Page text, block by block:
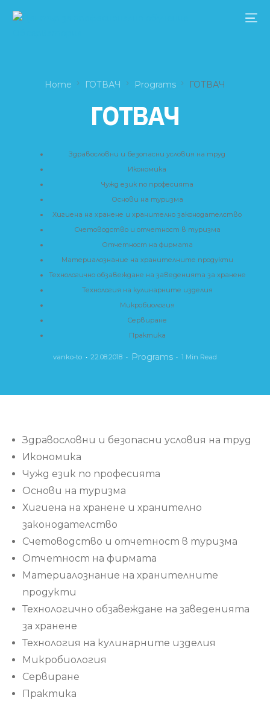
Home ГОТВАЧ Programs ГОТВАЧ
ГОТВАЧ
Здравословни и безопасни условия на труд
Икономика
Чужд език по професията
Основи на туризма
Хигиена на хранене и хранително законодателство
Счетоводство и отчетност в туризма
Отчетност на фирмата
Материалознание на хранителните продукти
Технологично обзавеждане на заведенията за хранене
Технология на кулинарните изделия
Микробиология
Сервиране
Практика
vanko-to 22.08.2018 Programs 1 Min Read
Здравословни и безопасни условия на труд
Икономика
Чужд език по професията
Основи на туризма
Хигиена на хранене и хранително
законодателство
Счетоводство и отчетност в туризма
Отчетност на фирмата
Материалознание на хранителните
продукти
Технологично обзавеждане на заведенията
за хранене
Технология на кулинарните изделия
Микробиология
Сервиране
Практика